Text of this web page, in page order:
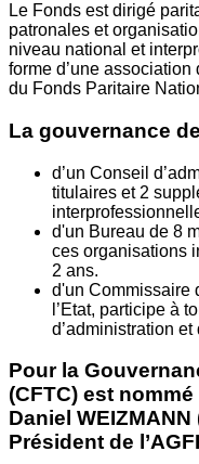
Le Fonds est dirigé
patronales et
niveau national et
forme d’une
du Fonds Paritaire
La gouvernance
d’un Conseil
titulaires et 2
d'un Bureau de 8
ces organisations
2 ans.
d'un Commissaire
l’Etat, participe à
d’administration et
Pour la
(CFTC) est
Daniel
Président de